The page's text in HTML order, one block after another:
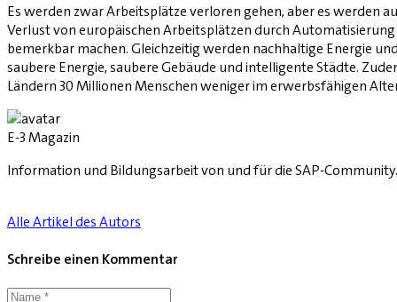
Es werden zwar Arbeitsplätze verloren gehen, aber es werden
Verlust von europäischen Arbeitsplätzen durch
bemerkbar machen. Gleichzeitig werden nachhaltige Energie
saubere Energie, saubere Gebäude und intelligente Städte.
Ländern 30 Millionen Menschen weniger im erwerbsfähigen
E-3 Magazin
Information und Bildungsarbeit von und für die SAP-Community.
Alle Artikel des Autors
Schreibe einen Kommentar